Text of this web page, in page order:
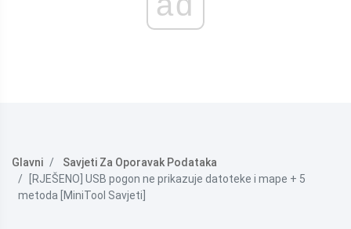
Glavni
Savjeti Za Oporavak Podataka
[RJEŠENO] USB pogon ne prikazuje datoteke i mape + 5
metoda [MiniTool Savjeti]